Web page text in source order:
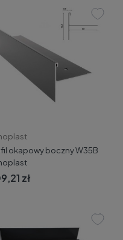
okapowy boczny W35B
zł